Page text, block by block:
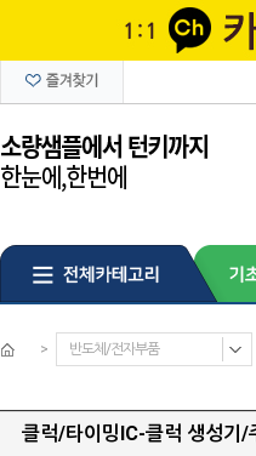
> 반도체/전자부품
클럭/타이밍IC-클럭 생성기